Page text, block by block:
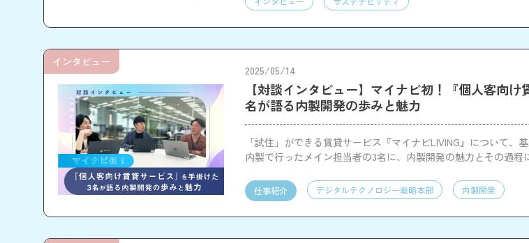
2025/05/14
【対談インタビュー】マイナビ初！『個人客向
名が語る内製開発の歩みと魅力
「試住」ができる賃貸サービス『マイナビLIVING』について、
内製で行ったメイン担当者の3名に、内製開発の魅力とその過程
仕事紹介 デジタルテクノロジー戦略本部 内製開発
インタビュー